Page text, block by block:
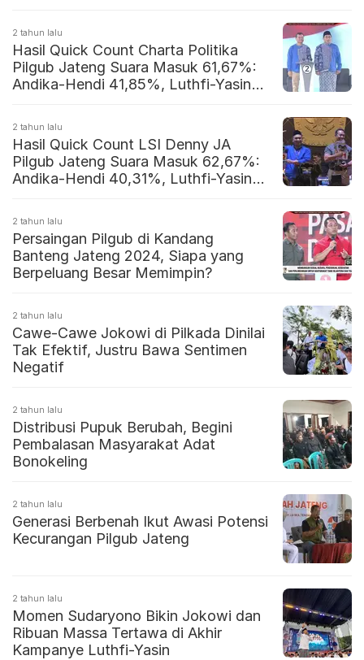
2 tahun lalu
Hasil Quick Count Charta Politika
Pilgub Jateng Suara Masuk 61,67%:
Andika-Hendi 41,85%, Luthfi-Yasin
2 tahun lalu
Hasil Quick Count LSI Denny JA
Pilgub Jateng Suara Masuk 62,67%:
Andika-Hendi 40,31%, Luthfi-Yasin
2 tahun lalu
Persaingan Pilgub di Kandang
Banteng Jateng 2024, Siapa yang
Berpeluang Besar Memimpin?
2 tahun lalu
Cawe-Cawe Jokowi di Pilkada Dinilai
Tak Efektif, Justru Bawa Sentimen
Negatif
2 tahun lalu
Distribusi Pupuk Berubah, Begini
Pembalasan Masyarakat Adat
Bonokeling
2 tahun lalu
Generasi Berbenah Ikut Awasi Potensi
Kecurangan Pilgub Jateng
2 tahun lalu
Momen Sudaryono Bikin Jokowi dan
Ribuan Massa Tertawa di Akhir
Kampanye Luthfi-Yasin